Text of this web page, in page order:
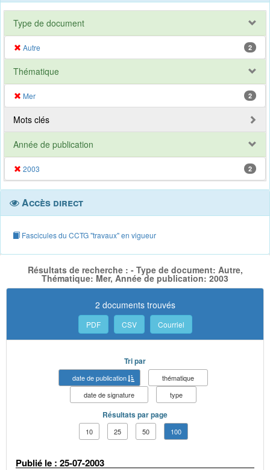
Type de document
Autre 2
Thématique
Mer 2
Mots clés
Année de publication
2003 2
Accès direct
Fascicules du CCTG "travaux" en vigueur
Résultats de recherche : - Type de document: Autre,
Thématique: Mer, Année de publication: 2003
2 documents trouvés
PDF CSV Courriel
Tri par
date de publication
thématique
date de signature
type
Résultats par page
10 25 50 100
Publié le : 25-07-2003